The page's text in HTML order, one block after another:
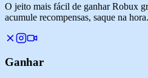
O jeito mais fácil de ganhar Robux
acumule recompensas, saque na hora.
Ganhar